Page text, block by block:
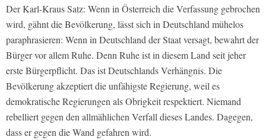
Der Karl-Kraus Satz: Wenn in Österreich die Verfassung gebrochen
wird, gähnt die Bevölkerung, lässt sich in Deutschland mühelos
paraphrasieren: Wenn in Deutschland der Staat versagt, bewahrt der
Bürger vor allem Ruhe. Denn Ruhe ist in diesem Land seit jeher
erste Bürgerpflicht. Das ist Deutschlands Verhängnis. Die
Bevölkerung akzeptiert die unfähigste Regierung, weil es
demokratische Regierungen als Obrigkeit respektiert. Niemand
rebelliert gegen den allmählichen Verfall dieses Landes. Dagegen,
dass er gegen die Wand gefahren wird.